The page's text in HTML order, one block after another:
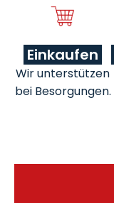
Einkaufen
Wir unterstützen
bei Besorgungen.